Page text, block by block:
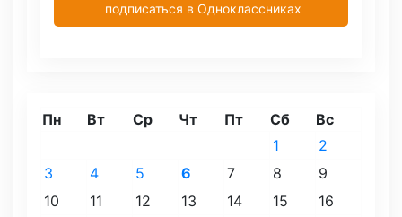
подписаться в Одноклассниках
Пн Вт Ср Чт Пт Сб Вс
1
2
3
4 5 6 7 8
9
10
11 12 13 14 15
16